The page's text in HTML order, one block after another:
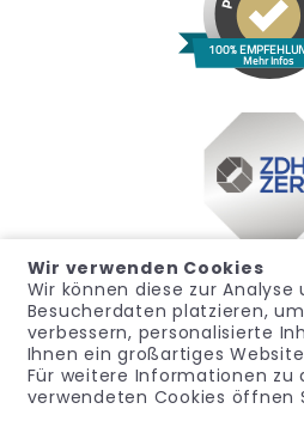
100%
Mehr Infos
Impressum Datenschutz
Wir verwenden Cookies
Wir können diese zur Analyse
Besucherdaten platzieren,
verbessern, personalisierte
Ihnen ein großartiges
Für weitere Informationen zu
verwendeten Cookies öffnen